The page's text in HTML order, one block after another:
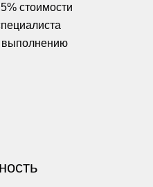
стоимости
выполнению